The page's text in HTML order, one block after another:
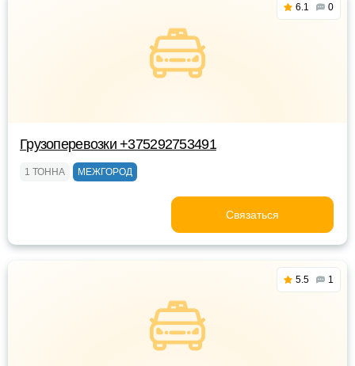
6.1 0
Грузоперевозки +375292753491
1 ТОННА МЕЖГОРОД
Связаться
5.5 1